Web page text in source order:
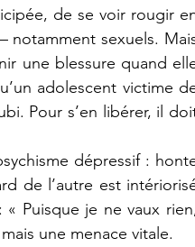
de se voir rougir
notamment sexuels.
une blessure quand
adolescent victime
Pour s’en libérer, il
dépressif :
de l’autre est
Puisque je ne vaux
une menace vitale.